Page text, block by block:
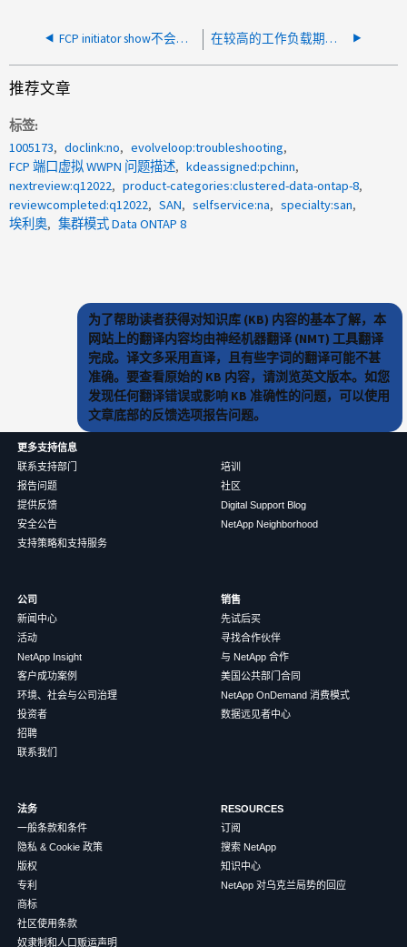
FCP initiator show不会显示所有活动会话 在较高的工作负载期间， FCP 速度较慢并发生 SRAM 转储
推荐文章
标签
1005173
doclink:no
evolveloop:troubleshooting
FCP 端口虚拟 WWPN 问题描述
kdeassigned:pchinn
nextreview:q12022
product-categories:clustered-data-ontap-8
reviewcompleted:q12022
SAN selfservice:na
specialty:san
埃利奥
集群模式 Data ONTAP 8
为了帮助读者获得对知识库 (KB) 内容的基本了解，本
网站上的翻译内容均由神经机器翻译 (NMT) 工具翻译
完成。译文多采用直译，且有些字词的翻译可能不甚
准确。要查看原始的 KB 内容，请浏览英文版本。如您
发现任何翻译错误或影响 KB 准确性的问题，可以使用
文章底部的反馈选项报告问题。
更多支持信息
联系支持部门
报告问题
提供反馈
安全公告
支持策略和支持服务
培训
社区
Digital Support Blog
NetApp Neighborhood
公司
新闻中心
活动
NetApp Insight
客户成功案例
环境、社会与公司治理
投资者
招聘
联系我们
销售
先试后买
寻找合作伙伴
与 NetApp 合作
美国公共部门合同
NetApp OnDemand 消费模式
数据远见者中心
法务
一般条款和条件
隐私 & Cookie 政策
版权
专利
商标
社区使用条款
奴隶制和人口贩运声明
RESOURCES
订阅
搜索 NetApp
知识中心
NetApp 对乌克兰局势的回应